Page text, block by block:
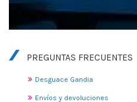
PREGUNTAS FRECUENTES
Desguace Gandia
Envíos y devoluciones